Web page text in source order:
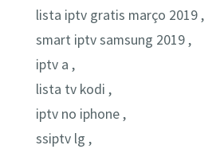
lista iptv gratis março 2019 ,
smart iptv samsung 2019 ,
iptv a ,
lista tv kodi ,
iptv no iphone ,
ssiptv lg ,